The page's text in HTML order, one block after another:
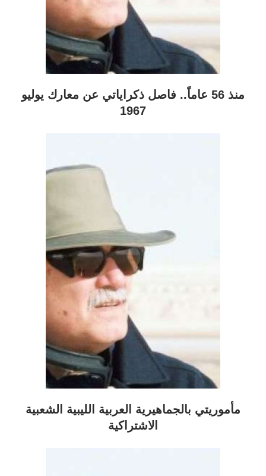
منذ 56 عاماً.. فاصل ذكراياتي عن معارك يوليو
1967
مأموريتي بالجماهيرية العربية الليبية الشعبية
الاشتراكية